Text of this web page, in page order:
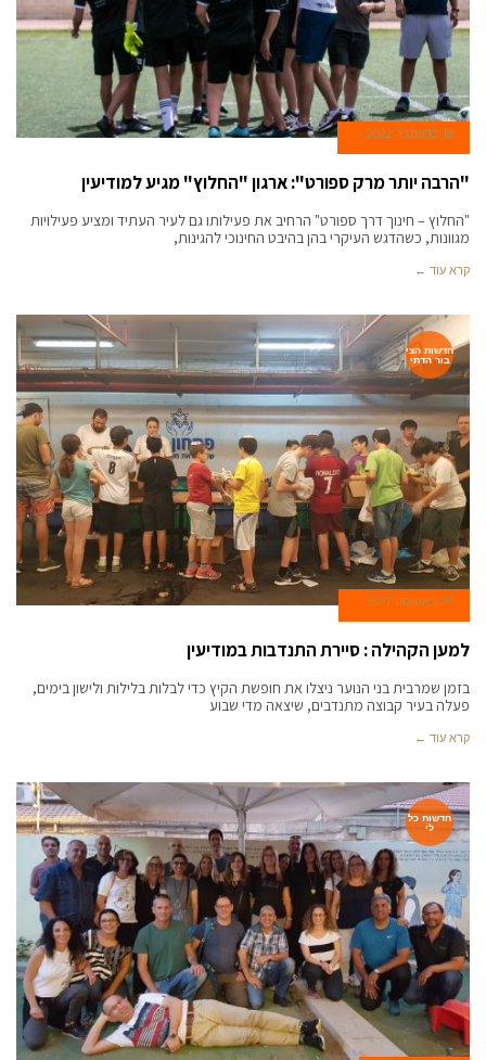
18 בדצמבר 2022
"הרבה יותר מרק ספורט": ארגון "החלוץ" מגיע למודיעין
"החלוץ – חינוך דרך ספורט" הרחיב את פעילותו גם לעיר העתיד ומציע פעילויות
מגוונות, כשהדגש העיקרי בהן בהיבט החינוכי להגינות,
קרא עוד ←
חדשות הצי
בור הדתי
20 באוגוסט 2017
למען הקהילה : סיירת התנדבות במודיעין
בזמן שמרבית בני הנוער ניצלו את חופשת הקיץ כדי לבלות בלילות ולישון בימים,
פעלה בעיר קבוצה מתנדבים, שיצאה מדי שבוע
קרא עוד ←
חדשות כל
לי